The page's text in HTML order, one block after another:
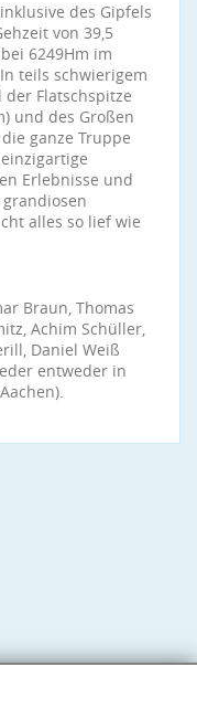
des Gipfels
von 39,5
6249Hm im
teils schwierigem
Flatschspitze
und des Großen
ganze Truppe
Erlebnisse und
alles so lief wie
Braun, Thomas
Achim Schüller,
Daniel Weiß
entweder in